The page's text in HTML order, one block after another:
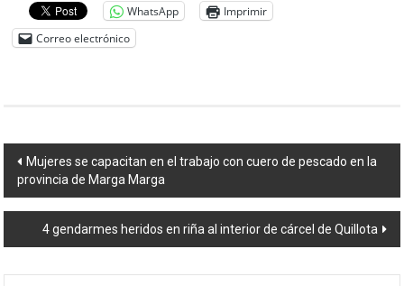
WhatsApp
Imprimir
Correo electrónico
Navegación
de
entradas
Mujeres se capacitan en el trabajo con cuero de pescado en la
provincia de Marga Marga
4 gendarmes heridos en riña al interior de cárcel de Quillota